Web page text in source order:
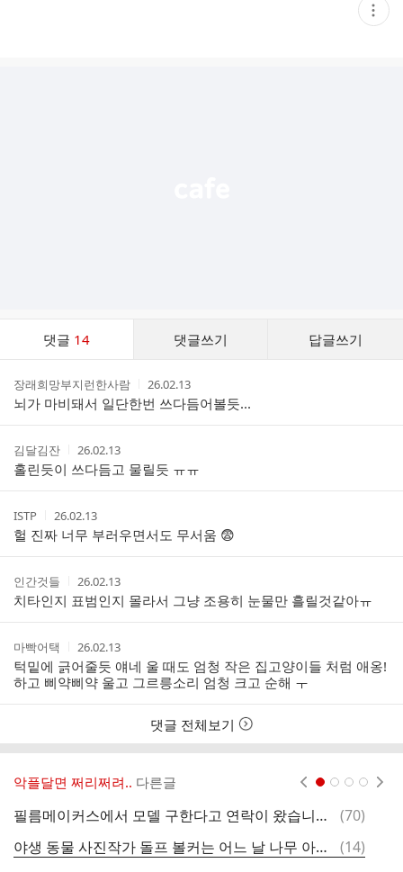
현
재
댓글 14 댓글쓰기 답글쓰기
스
작
성
자
장래희망부지런한사람
작
성
시
간
26.02.13
뇌가 마비돼서 일단한번 쓰다듬어볼듯...
작
성
자
김달김잔
작
성
시
간
26.02.13
홀린듯이 쓰다듬고 물릴듯 ㅠㅠ
작
성
자
ISTP
작
성
시
간
26.02.13
헐 진짜 너무 부러우면서도 무서움 😨
작
성
자
인간것들
작
성
시
간
26.02.13
치타인지 표범인지 몰라서 그냥 조용히 눈물만 흘릴것같아ㅠ
작
성
자
마빡어택
작
성
시
간
26.02.13
턱밑에 긁어줄듯 얘네 울 때도 엄청 작은 집고양이들 처럼 애옹!
하고 삐약삐약 울고 그르릉소리 엄청 크고 순해 ㅜ
댓글 전체보기
악플달면 쩌리쩌려.. 다른글
필름메이커스에서 모델 구한다고 연락이 왔습니다. 노출이 있을 수 있다는 정도의 촬영 제의가 와서 꺼림직해 대화해 봤더니
댓
(70)
야생 동물 사진작가 돌프 볼커는 어느 날 나무 아래에서 낮잠을 자다가 깨어보니
댓
글
(14)